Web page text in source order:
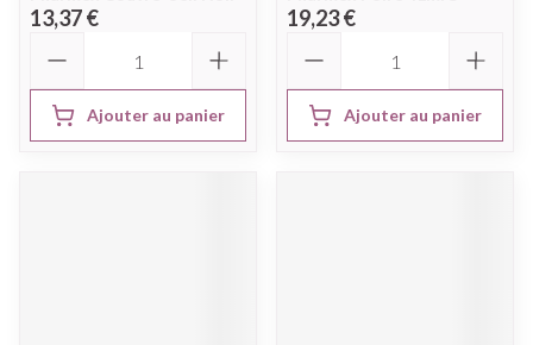
13,37 €
Ajouter au panier
19,23 €
Ajouter au panier